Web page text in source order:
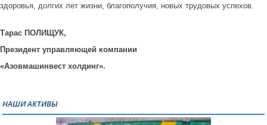
здоровья, долгих лет жизни, благополучия, новых трудовых успехов.
Тарас ПОЛИЩУК,
Президент управляющей компании
«Азовмашинвест холдинг».
НАШИ АКТИВЫ